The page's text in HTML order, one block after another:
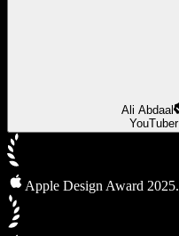
Ali Abdaal
YouTuber
Apple Design Award 2025.